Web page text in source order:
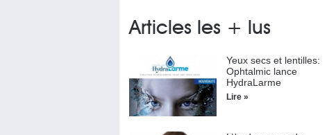
Articles les + lus
Yeux secs et lentilles:
Ophtalmic lance
HydraLarme
Lire »